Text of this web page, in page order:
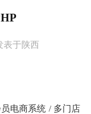
表于陕西
员电商系统 / 多门店